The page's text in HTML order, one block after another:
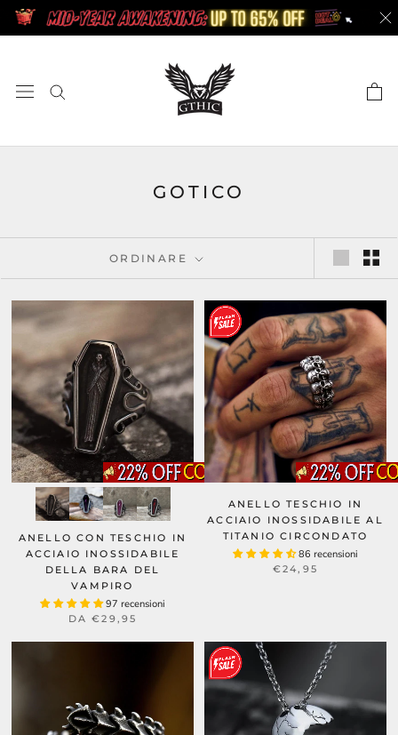
Skip
GOTICO
ORDINARE
ANELLO CON TESCHIO IN
ACCIAIO INOSSIDABILE
DELLA BARA DEL
VAMPIRO
97 recensioni
DA€29,95
ANELLO TESCHIO IN
ACCIAIO INOSSIDABILE AL
TITANIO CIRCONDATO
86 recensioni
€24,95